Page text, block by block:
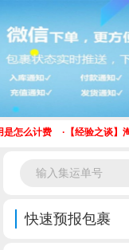
怎么计费 【经验之谈】
快速预报包裹